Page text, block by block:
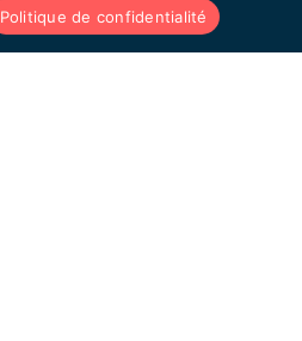
Politique de confidentialité